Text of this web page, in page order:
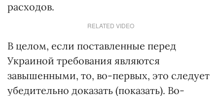
расходов.
RELATED VIDEO
В целом, если поставленные перед
Украиной требования являются
завышенными, то, во-первых, это следует
убедительно доказать (показать). Во-